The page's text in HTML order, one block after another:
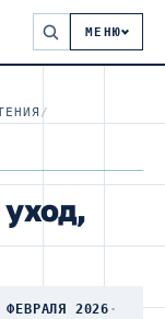
МЕНЮ
/
2026 ·